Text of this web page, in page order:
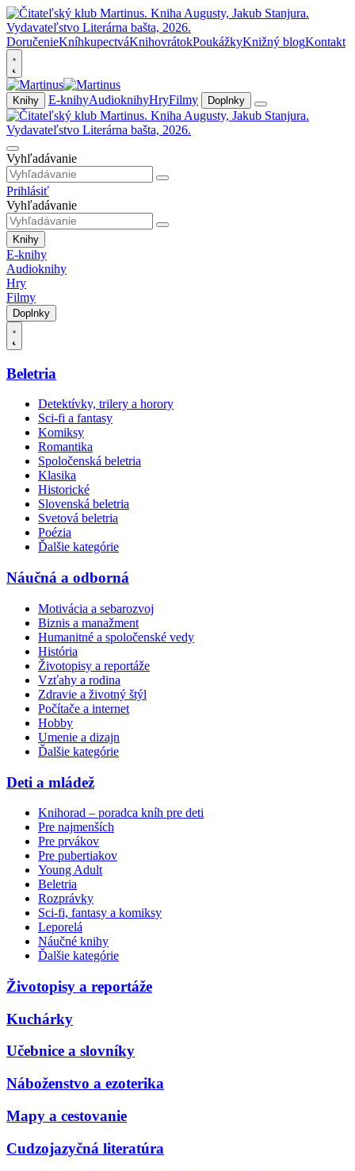
DoručenieKníhkupectváKnihovrátokPoukážkyKnižný blogKontakt
Knihy E-knihyAudioknihyHryFilmy Doplnky
Vyhľadávanie
Prihlásiť
Vyhľadávanie
Knihy
E-knihy
Audioknihy
Hry
Filmy
Doplnky
Beletria
Detektívky, trilery a horory
Sci-fi a fantasy
Komiksy
Romantika
Spoločenská beletria
Klasika
Historické
Slovenská beletria
Svetová beletria
Poézia
Ďalšie kategórie
Náučná a odborná
Motivácia a sebarozvoj
Biznis a manažment
Humanitné a spoločenské vedy
História
Životopisy a reportáže
Vzťahy a rodina
Zdravie a životný štýl
Počítače a internet
Hobby
Umenie a dizajn
Ďalšie kategórie
Deti a mládež
Knihorad – poradca kníh pre deti
Pre najmenších
Pre prvákov
Pre pubertiakov
Young Adult
Beletria
Rozprávky
Sci-fi, fantasy a komiksy
Leporelá
Náučné knihy
Ďalšie kategórie
Životopisy a reportáže
Kuchárky
Učebnice a slovníky
Náboženstvo a ezoterika
Mapy a cestovanie
Cudzojazyčná literatúra